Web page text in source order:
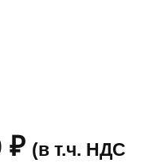
₽ (в т.ч. НДС